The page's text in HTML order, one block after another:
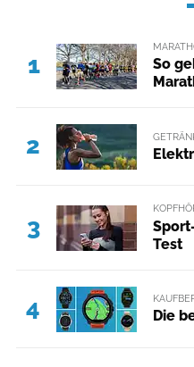
1
So
2
3
Test
4 Die